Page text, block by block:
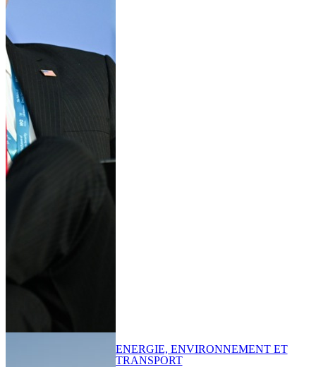
ENERGIE, ENVIRONNEMENT ET
TRANSPORT